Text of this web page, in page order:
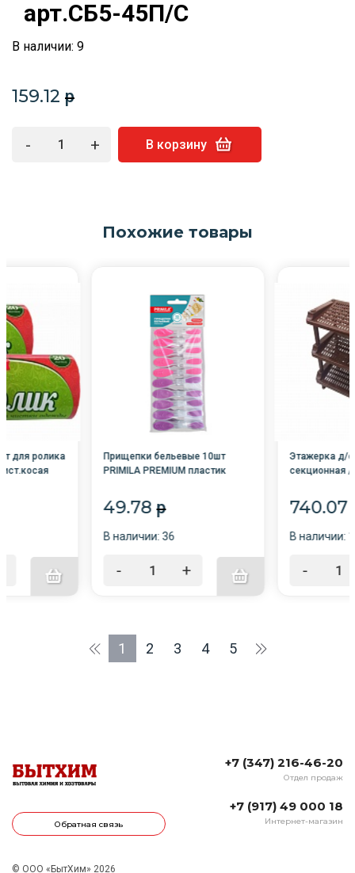
арт.СБ5-45П/С
В наличии: 9
159.12 p
- + В корзину
Похожие товары
для ролика
Прищепки бельевые 10шт
PRIMILA PREMIUM пластик
/20/
49.78 p
В наличии: 36
- +
Этажерка д/
секционная /
740.07
В наличии: 1
-
1 2 3 4 5
Обратная связь
+7 (347) 216-46-20
Отдел продаж
+7 (917) 49 000 18
Интернет-магазин
© ООО «БытХим» 2026